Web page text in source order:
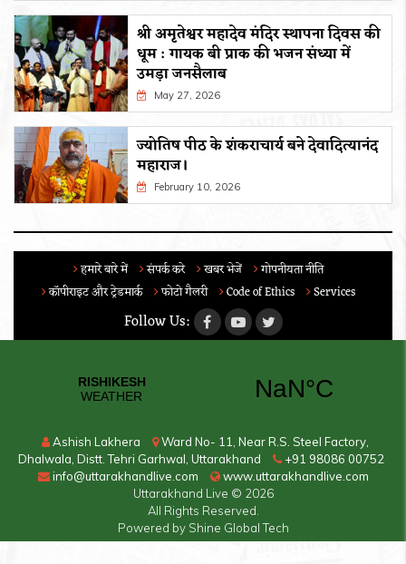
श्री अमृतेश्वर महादेव मंदिर स्थापना दिवस की
धूम : गायक बी प्राक की भजन संध्या में
उमड़ा जनसैलाब
May 27, 2026
ज्योतिष पीठ के शंकराचार्य बने देवादित्यानंद
महाराज।
February 10, 2026
हमारे बारे में संपर्क करे खबर भेजें
गोपनीयता नीति
कॉपीराइट और ट्रेडमार्क
फोटो गैलरी Code of Ethics Services
Follow Us:
Ashish Lakhera
Ward No- 11, Near R.S. Steel Factory,
Dhalwala, Distt. Tehri Garhwal, Uttarakhand
+91 98086 00752
info@uttarakhandlive.com
www.uttarakhandlive.com
Uttarakhand Live © 2026
All Rights Reserved.
Powered by Shine Global Tech